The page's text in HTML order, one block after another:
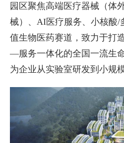
园区聚焦高端医疗器械（体
械）、AI医疗服务、小核酸/
值生物医药赛道，致力于
—服务一体化的全国一流生
为企业从实验室研发到小规